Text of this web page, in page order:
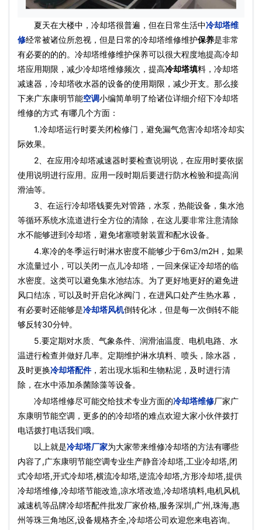
夏天在大楼中，冷却塔很普遍，但在日常生活中冷却塔维
修经常被诸位所忽视，但是日常的冷却塔维修维护保养是非常
有必要的的的。冷却塔维修维护保养可以很大程度地提高冷却
塔应用期限，减少冷却塔维修频次，提高冷却塔填料，冷却塔
减速器，冷却塔收水器的设备的使用期限，减少开支。那么接
下来广东康明节能空调小编简单明了给诸位详细介绍下冷却塔
维修的方式 有哪几个方面：
1.冷却塔运行时要关闭检修门，避免漏气危害冷却塔冷却实
际效果。
2、在应用冷却塔减速器时要检查说明说，在应用时要依据
使用说明进行应用。应用一段时期后要进行防水检验和提高润
滑油等。
3、在运行冷却塔钱要先对管路，水泵，热能设备，集水池
等循环系统水流道进行全方位的清除，在这儿要非常注意清除
水不能够进到冷却塔，避免堵塞喷射装置和配水设备。
4.寒冷的冬季运行时淋水密度不能够少于6m3/m2H，如果
水流量过小，可以关闭一点儿冷却塔，一回来保证冷却塔的临
水密度。这类可以避免集水池结冻。为了更好地更好的避免进
风口结冻，可以及时开启化冰阀门，在进风口处产生热水幕，
有必要时还能够是冷却塔风机倒转化冰，但是每一次倒转不能
够反转30分钟。
5.要定期对水质、气象条件、润滑油温度、电机电路、水
温进行检查并做好几率。定期维护淋水填料、喷头，除水器，
及时更换冷却塔配件，若出现水垢和生物粘泥，及时进行清
除，在水中添加杀菌除藻等设备。
冷却塔维修尽可能交给技术专业方面的冷却塔维修厂家广
东康明节能空调，更多的的冷却塔的难点欢迎大家小伙伴拨打
电话拨打电话我们哦。
以上就是冷却塔厂家为大家带来维修冷却塔的方法有哪些
内容了,广东康明节能空调专业生产静音冷却塔,工业冷却塔,闭
式冷却塔,开式冷却塔,横流冷却塔,逆流冷却塔,方形冷却塔,提供
冷却塔维修,冷却塔节能改造,凉水塔改造,冷却塔填料,电机风机
减速机等品牌冷却塔配件批发厂家价格,服务深圳,广州,珠海,惠
州等珠三角地区,设备规格齐全,冷却塔公司欢迎您来电咨询。